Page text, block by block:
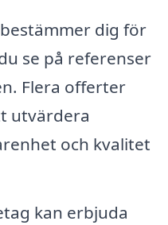
dig för
se på referenser
Flera offerter
utvärdera
och kvalitet
kan erbjuda